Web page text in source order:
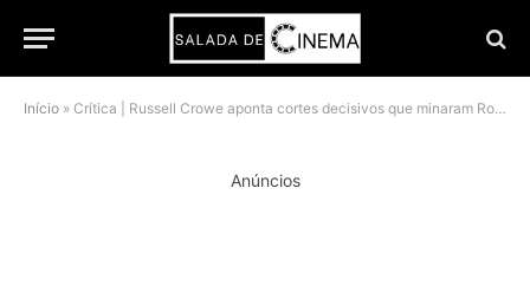
Início » Crítica | Russell Crowe aponta cortes decisivos que minaram Robin Hood, de Ridley Scott
Anúncios